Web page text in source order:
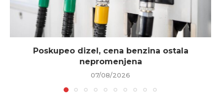
Poskupeo dizel, cena benzina ostala
nepromenjena
07/08/2026